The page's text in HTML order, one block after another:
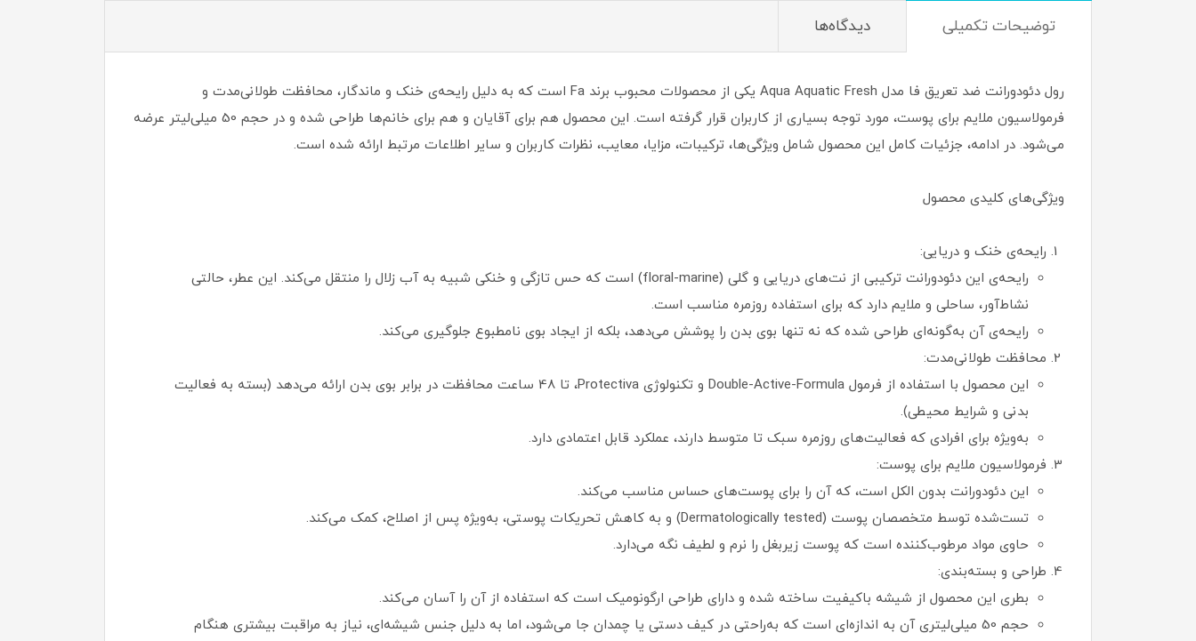
توضیحات تکمیلی دیدگاه‌ها
رول دئودورانت ضد تعریق فا مدل Aqua Aquatic Fresh یکی از محصولات محبوب برند Fa است که به دلیل رایحه‌ی خنک و ماندگار، محافظت طولانی‌مدت و
فرمولاسیون ملایم برای پوست، مورد توجه بسیاری از کاربران قرار گرفته است. این محصول هم برای آقایان و هم برای خانم‌ها طراحی شده و در حجم 50 میلی‌لیتر عرضه
می‌شود. در ادامه، جزئیات کامل این محصول شامل ویژگی‌ها، ترکیبات، مزایا، معایب، نظرات کاربران و سایر اطلاعات مرتبط ارائه شده است.
ویژگی‌های کلیدی محصول
رایحه‌ی خنک و دریایی:
رایحه‌ی این دئودورانت ترکیبی از نت‌های دریایی و گلی (floral-marine) است که حس تازگی و خنکی شبیه به آب زلال را منتقل می‌کند. این عطر، حالتی
نشاط‌آور، ساحلی و ملایم دارد که برای استفاده روزمره مناسب است.
رایحه‌ی آن به‌گونه‌ای طراحی شده که نه تنها بوی بدن را پوشش می‌دهد، بلکه از ایجاد بوی نامطبوع جلوگیری می‌کند.
محافظت طولانی‌مدت:
این محصول با استفاده از فرمول Double-Active-Formula و تکنولوژی Protectiva، تا 48 ساعت محافظت در برابر بوی بدن ارائه می‌دهد (بسته به فعالیت
بدنی و شرایط محیطی).
به‌ویژه برای افرادی که فعالیت‌های روزمره سبک تا متوسط دارند، عملکرد قابل اعتمادی دارد.
فرمولاسیون ملایم برای پوست:
این دئودورانت بدون الکل است، که آن را برای پوست‌های حساس مناسب می‌کند.
تست‌شده توسط متخصصان پوست (Dermatologically tested) و به کاهش تحریکات پوستی، به‌ویژه پس از اصلاح، کمک می‌کند.
حاوی مواد مرطوب‌کننده است که پوست زیربغل را نرم و لطیف نگه می‌دارد.
طراحی و بسته‌بندی:
بطری این محصول از شیشه باکیفیت ساخته شده و دارای طراحی ارگونومیک است که استفاده از آن را آسان می‌کند.
حجم 50 میلی‌لیتری آن به اندازه‌ای است که به‌راحتی در کیف دستی یا چمدان جا می‌شود، اما به دلیل جنس شیشه‌ای، نیاز به مراقبت بیشتری هنگام